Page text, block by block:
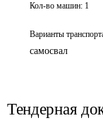
Кол-во машин: 1
Варианты
самосвал
Тендерная